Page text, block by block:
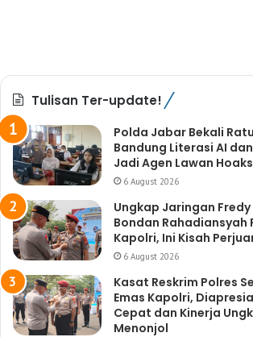
Tulisan Ter-update!
Polda Jabar Bekali
Bandung Literasi AI
Jadi Agen Lawan Hoaks
6 August 2026
Ungkap Jaringan Fredy
Bondan Rahadiansyah
Kapolri, Ini Kisah
6 August 2026
Kasat Reskrim Polres
Emas Kapolri,
Cepat dan Kinerja
Menonjol